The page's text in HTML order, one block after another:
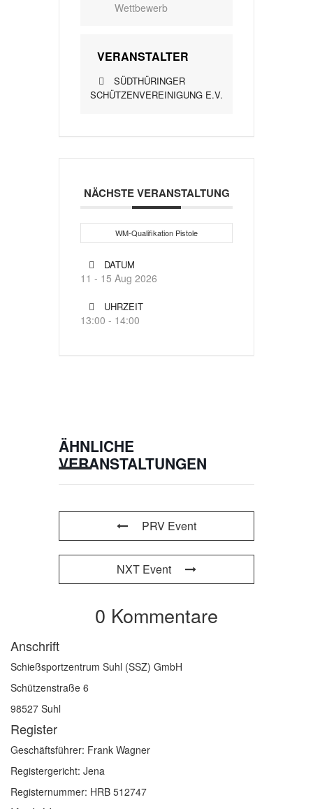
Wettbewerb
VERANSTALTER
SÜDTHÜRINGER
SCHÜTZENVEREINIGUNG E.V.
NÄCHSTE VERANSTALTUNG
WM-Qualifikation Pistole
DATUM
11 - 15 Aug 2026
UHRZEIT
13:00 - 14:00
ÄHNLICHE
VERANSTALTUNGEN
PRV Event
NXT Event
0 Kommentare
Anschrift
Schießsportzentrum Suhl (SSZ) GmbH
Schützenstraße 6
98527 Suhl
Register
Geschäftsführer: Frank Wagner
Registergericht: Jena
Registernummer: HRB 512747